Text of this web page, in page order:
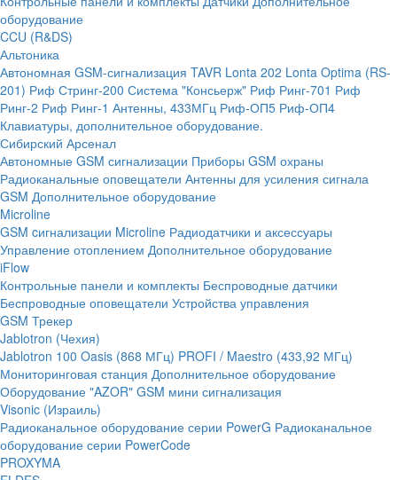
оборудование
CCU (R&DS)
Альтоника
Автономная GSM-сигнализация TAVR Lonta 202 Lonta Optima (RS-
201) Риф Стринг-200 Система "Консьерж" Риф Ринг-701 Риф
Ринг-2 Риф Ринг-1 Антенны, 433МГц Риф-ОП5 Риф-ОП4
Клавиатуры, дополнительное оборудование.
Сибирский Арсенал
Автономные GSM сигнализации Приборы GSM охраны
Радиоканальные оповещатели Антенны для усиления сигнала
GSM Дополнительное оборудование
Microline
GSM cигнализации Microline Радиодатчики и аксессуары
Управление отоплением Дополнительное оборудование
iFlow
Контрольные панели и комплекты Беспроводные датчики
Беспроводные оповещатели Устройства управления
GSM Трекер
Jablotron (Чехия)
Jablotron 100 Oasis (868 МГц) PROFI / Maestro (433,92 МГц)
Мониторинговая станция Дополнительное оборудование
Оборудование "AZOR" GSM мини сигнализация
Visonic (Израиль)
Радиоканальное оборудование серии PowerG Радиоканальное
оборудование серии PowerCode
PROXYMA